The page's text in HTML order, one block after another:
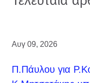
Αυγ 09, 2026
Π.Πάυλου για